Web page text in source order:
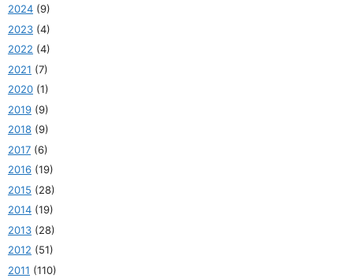
2024 (9)
2023 (4)
2022 (4)
2021 (7)
2020 (1)
2019 (9)
2018 (9)
2017 (6)
2016 (19)
2015 (28)
2014 (19)
2013 (28)
2012 (51)
2011 (110)